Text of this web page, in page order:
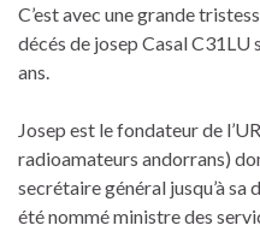
C’est avec une grande
décés de josep Casal C31LU
ans.
Josep est le fondateur de
radioamateurs andorrans)
secrétaire général jusqu’à
été nommé ministre des